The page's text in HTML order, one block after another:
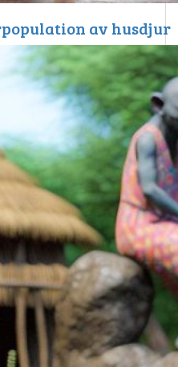
av husdjur